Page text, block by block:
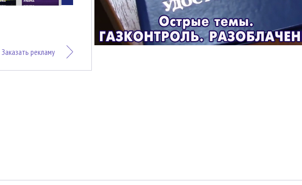
Заказать рекламу